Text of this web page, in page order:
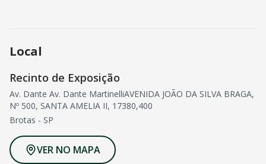
Local
Recinto de Exposição
Av. Dante Av. Dante MartinelliAVENIDA JOÃO DA SILVA BRAGA,
Nº 500, SANTA AMELIA II, 17380,400
Brotas - SP
VER NO MAPA